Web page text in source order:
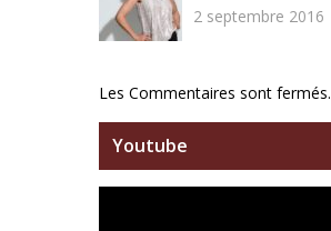
2 septembre 2016
Les Commentaires sont fermés.
Youtube